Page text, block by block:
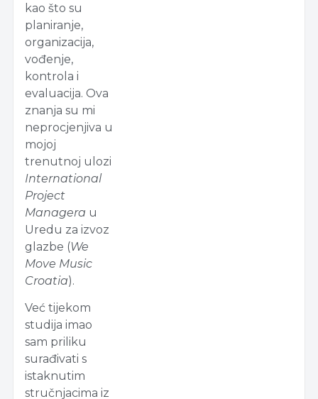
kao što su
planiranje,
organizacija,
vođenje,
kontrola i
evaluacija. Ova
znanja su mi
neprocjenjiva u
mojoj
trenutnoj ulozi
International
Project
Managera u
Uredu za izvoz
glazbe (We
Move Music
Croatia).
Već tijekom
studija imao
sam priliku
surađivati s
istaknutim
stručnjacima iz